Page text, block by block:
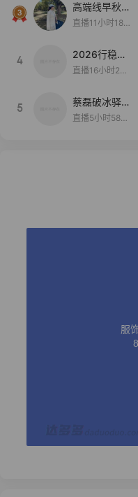
高端线早秋现
货首发
直播11小时18分
4
2026行稳致
远
直播16小时20
5
蔡磊破冰驿站
直播间好物分
直播5小时58分